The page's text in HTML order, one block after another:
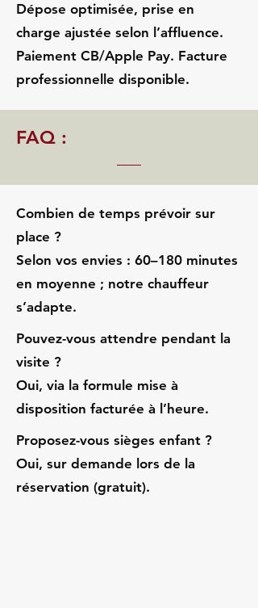
Dépose optimisée, prise en
charge ajustée selon l’affluence.
Paiement CB/Apple Pay. Facture
professionnelle disponible.
FAQ :
Combien de temps prévoir sur
place ?
Selon vos envies : 60–180 minutes
en moyenne ; notre chauffeur
s’adapte.
Pouvez-vous attendre pendant la
visite ?
Oui, via la formule mise à
disposition facturée à l’heure.
Proposez-vous sièges enfant ?
Oui, sur demande lors de la
réservation (gratuit).